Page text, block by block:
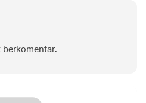
berkomentar.